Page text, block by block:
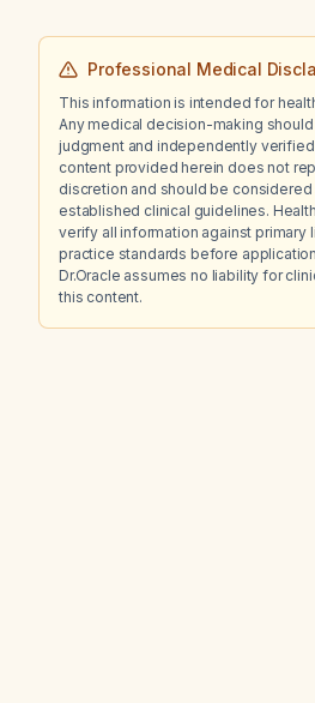
Professional Medical
This information is intended for
Any medical decision-making
judgment and independently
content provided herein does not
discretion and should be
established clinical guidelines.
verify all information against primary
practice standards before
Dr.Oracle assumes no liability for
this content.